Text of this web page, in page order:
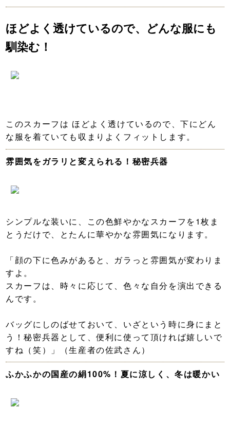
ほどよく透けているので、どんな服にも
馴染む！
このスカーフは ほどよく透けているので、下にどん
な服を着ていても収まりよくフィットします。
雰囲気をガラリと変えられる！秘密兵器
シンプルな装いに、この色鮮やかなスカーフを1枚ま
とうだけで、とたんに華やかな雰囲気になります。
「顔の下に色みがあると、ガラっと雰囲気が変わりま
すよ。
スカーフは、時々に応じて、色々な自分を演出できる
んです。
バッグにしのばせておいて、いざという時に身にまと
う！秘密兵器として、便利に使って頂ければ嬉しいで
すね（笑）」（生産者の佐武さん）
ふかふかの国産の絹100%！夏に涼しく、冬は暖かい